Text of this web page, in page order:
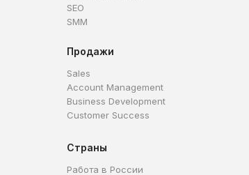
SEO
SMM
Продажи
Sales
Account Management
Business Development
Customer Success
Страны
Работа в России